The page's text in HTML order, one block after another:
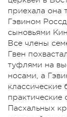
приехала она
Гэвином
сыновьями
Все члены
Гвен
туфлями на
носами, а
практические
Пасхальных